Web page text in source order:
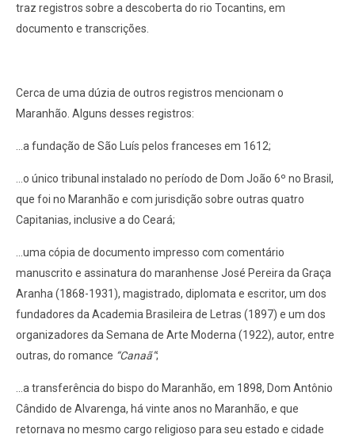
traz registros sobre a descoberta do rio Tocantins, em
documento e transcrições.
Cerca de uma dúzia de outros registros mencionam o
Maranhão. Alguns desses registros:
...a fundação de São Luís pelos franceses em 1612;
...o único tribunal instalado no período de Dom João 6º no Brasil,
que foi no Maranhão e com jurisdição sobre outras quatro
Capitanias, inclusive a do Ceará;
...uma cópia de documento impresso com comentário
manuscrito e assinatura do maranhense José Pereira da Graça
Aranha (1868-1931), magistrado, diplomata e escritor, um dos
fundadores da Academia Brasileira de Letras (1897) e um dos
organizadores da Semana de Arte Moderna (1922), autor, entre
outras, do romance “Canaã”;
...a transferência do bispo do Maranhão, em 1898, Dom Antônio
Cândido de Alvarenga, há vinte anos no Maranhão, e que
retornava no mesmo cargo religioso para seu estado e cidade